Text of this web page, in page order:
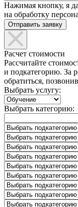
Нажимая кнопку, я
на обработку
Расчет стоимости
Рассчитайте
и подкатегорию. За
обратиться,
Выбрать услугу:
Выбрать категорию: